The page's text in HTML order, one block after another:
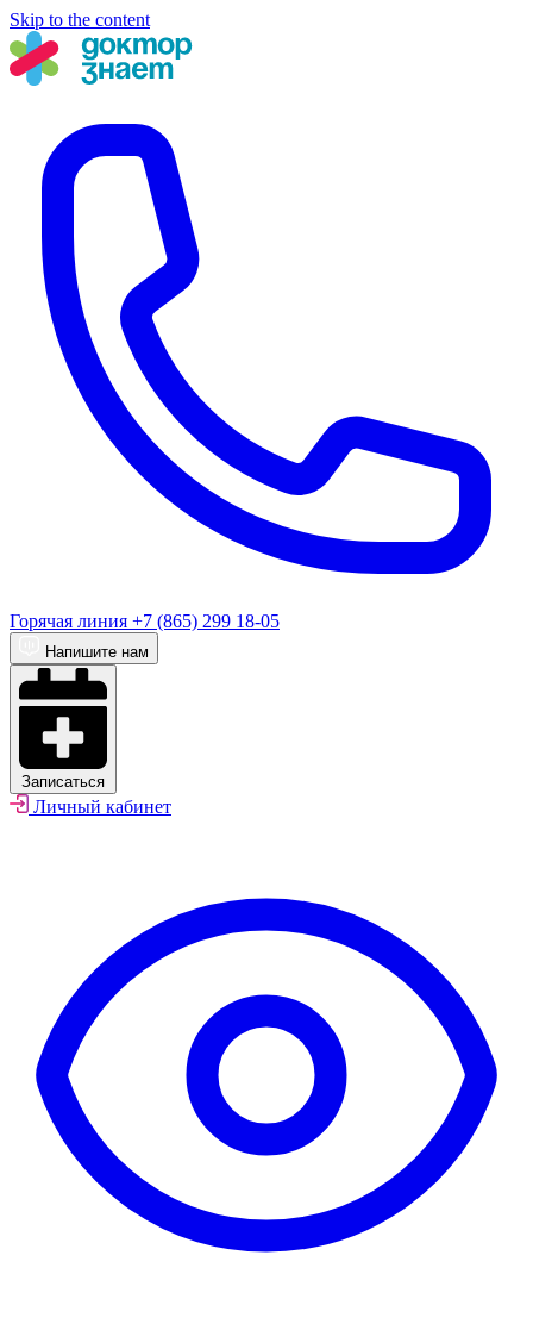
Skip to the content
Горячая линия +7 (865) 299 18-05
Напишите нам
Записаться
Личный кабинет